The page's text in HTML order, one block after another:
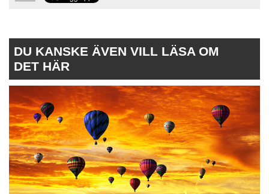
DU KANSKE ÄVEN VILL LÄSA OM
DET HÄR